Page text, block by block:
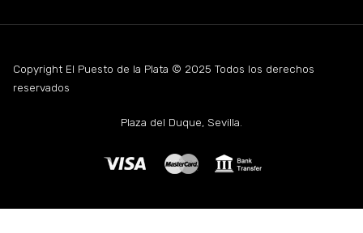
Copyright El Puesto de la Plata © 2025 Todos los derechos
reservados
Plaza del Duque, Sevilla.